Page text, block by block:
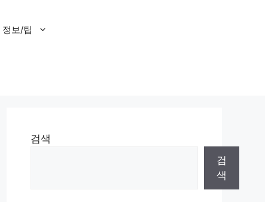
정보/팁
검색
검
색